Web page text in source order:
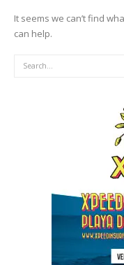
It seems we can’t find
can help.